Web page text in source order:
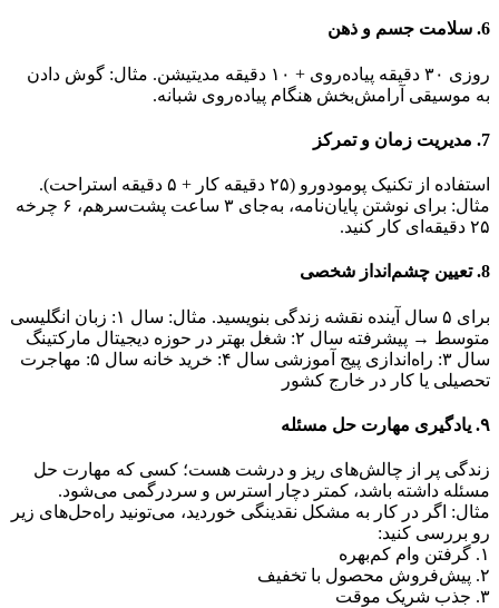
6. سلامت جسم و ذهن
روزی ۳۰ دقیقه پیاده‌روی + ۱۰ دقیقه مدیتیشن. مثال: گوش دادن
به موسیقی آرامش‌بخش هنگام پیاده‌روی شبانه.
7. مدیریت زمان و تمرکز
استفاده از تکنیک پومودورو (۲۵ دقیقه کار + ۵ دقیقه استراحت).
مثال: برای نوشتن پایان‌نامه، به‌جای ۳ ساعت پشت‌سرهم، ۶ چرخه
۲۵ دقیقه‌ای کار کنید.
8. تعیین چشم‌انداز شخصی
برای ۵ سال آینده نقشه زندگی بنویسید. مثال: سال ۱: زبان انگلیسی
متوسط → پیشرفته سال ۲: شغل بهتر در حوزه دیجیتال مارکتینگ
سال ۳: راه‌اندازی پیج آموزشی سال ۴: خرید خانه سال ۵: مهاجرت
تحصیلی یا کار در خارج کشور
۹. یادگیری مهارت حل مسئله
زندگی پر از چالش‌های ریز و درشت هست؛ کسی که مهارت حل
مسئله داشته باشد، کمتر دچار استرس و سردرگمی می‌شود.
مثال: اگر در کار به مشکل نقدینگی خوردید، می‌تونید راه‌حل‌های زیر
رو بررسی کنید:
۱. گرفتن وام کم‌بهره
۲. پیش‌فروش محصول با تخفیف
۳. جذب شریک موقت